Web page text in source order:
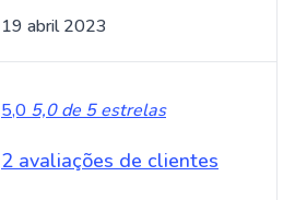
19 abril 2023
5,0 5,0 de 5 estrelas
2 avaliações de clientes